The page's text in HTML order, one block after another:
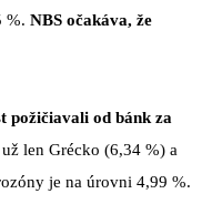
%. NBS očakáva, že
požičiavali od bánk za
len Grécko (6,34 %) a
je na úrovni 4,99 %.